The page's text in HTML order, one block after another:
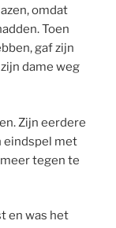
omdat
Toen
gaf zijn
dame weg
Zijn eerdere
eindspel met
tegen te
en was het